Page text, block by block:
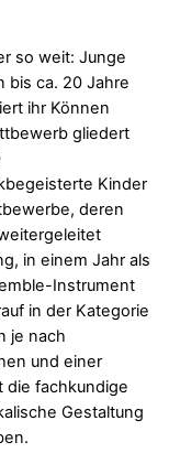
so weit: Junge
bis ca. 20 Jahre
ihr Können
gliedert
Kinder
deren
in einem Jahr als
Instrument
in der Kategorie
je nach
und einer
die fachkundige
Gestaltung